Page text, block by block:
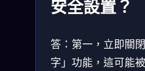
安全設置？
答：第一，立即關
字」功能，這可能